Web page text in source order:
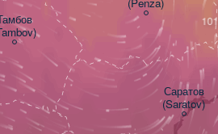
Саратов
(Saratov)